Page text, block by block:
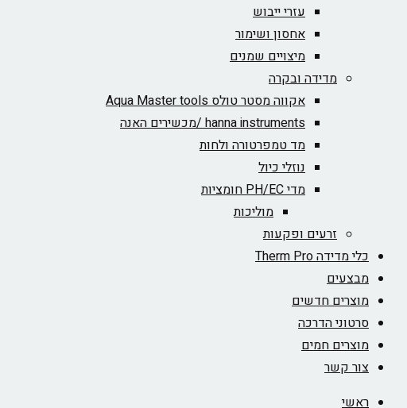
עזרי ייבוש
אחסון ושימור
מיצויים שמנים
מדידה ובקרה
אקווה מסטר טולס Aqua Master tools
hanna instruments /מכשירים האנה
מד טמפרטורה ולחות
נוזלי כיול
מדי PH/EC חומציות
מוליכות
זרעים ופקעות
כלי מדידה Therm Pro
מבצעים
מוצרים חדשים
סרטוני הדרכה
מוצרים חמים
צור קשר
ראשי